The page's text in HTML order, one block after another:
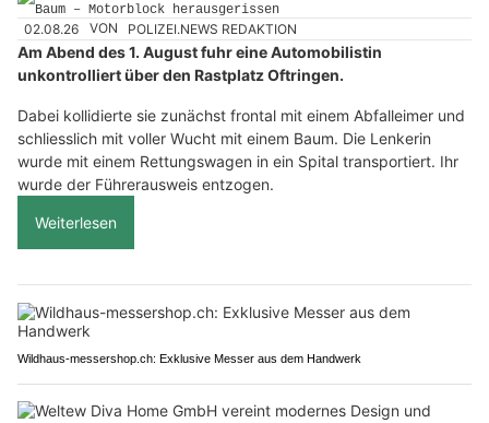
02.08.26 VON POLIZEI.NEWS REDAKTION
Am Abend des 1. August fuhr eine Automobilistin
unkontrolliert über den Rastplatz Oftringen.
Dabei kollidierte sie zunächst frontal mit einem Abfalleimer und
schliesslich mit voller Wucht mit einem Baum. Die Lenkerin
wurde mit einem Rettungswagen in ein Spital transportiert. Ihr
wurde der Führerausweis entzogen.
Weiterlesen
Wildhaus-messershop.ch: Exklusive Messer aus dem Handwerk